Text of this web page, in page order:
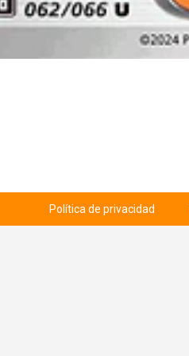
Política de privacidad